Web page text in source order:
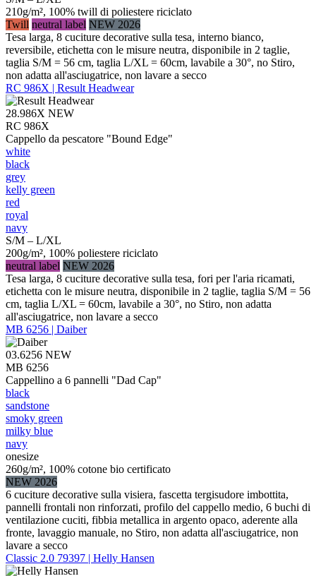
210g/m², 100% twill di poliestere riciclato
Twill neutral label NEW 2026
Tesa larga, 8 cuciture decorative sulla tesa, interno bianco,
reversibile, etichetta con le misure neutra, disponibile in 2 taglie,
taglia S/M = 56 cm, taglia L/XL = 60cm, lavabile a 30°, no Stiro,
non adatta all'asciugatrice, non lavare a secco
RC 986X | Result Headwear
28.986X NEW
RC 986X
Cappello da pescatore "Bound Edge"
white
black
grey
kelly green
red
royal
navy
S/M – L/XL
200g/m², 100% poliestere riciclato
neutral label NEW 2026
Tesa larga, 8 cuciture decorative sulla tesa, fori per l'aria ricamati,
etichetta con le misure neutra, disponibile in 2 taglie, taglia S/M = 56
cm, taglia L/XL = 60cm, lavabile a 30°, no Stiro, non adatta
all'asciugatrice, non lavare a secco
MB 6256 | Daiber
03.6256 NEW
MB 6256
Cappellino a 6 pannelli "Dad Cap"
black
sandstone
smoky green
milky blue
navy
onesize
260g/m², 100% cotone bio certificato
NEW 2026
6 cuciture decorative sulla visiera, fascetta tergisudore imbottita,
pannelli frontali non rinforzati, profilo del cappello medio, 6 buchi di
ventilazione cuciti, fibbia metallica in argento opaco, aderente alla
fronte, lavaggio manuale, no Stiro, non adatta all'asciugatrice, non
lavare a secco
Classic 2.0 79397 | Helly Hansen